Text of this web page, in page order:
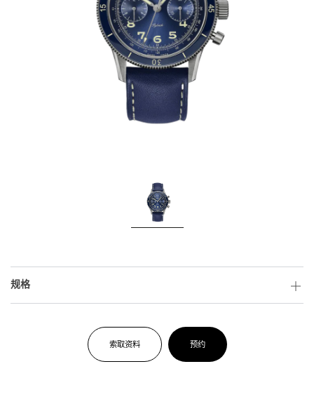
规格
索取资料 预约